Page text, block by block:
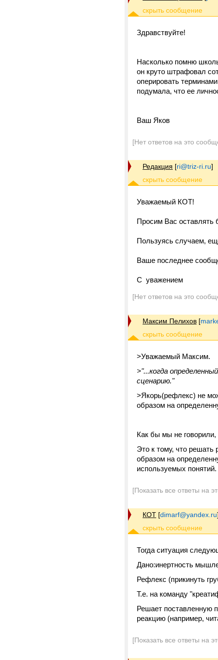
Здравствуйте!
Насколько помню
он круто штрафовал
оперировать
подумала, что ее
Ваш Яков
[Нет ответов на это
Редакция [ri@triz-ri.ru]
Уважаемый КОТ!
Просим Вас оставлять
Пользуясь случаем,
Ваше последнее
С уважением
[Нет ответов на это
Максим Пелихов [
>Уважаемый Максим.
>"...когда
сценарию."
>Якорь(рефлекс) не
образом на
Как бы мы не
Это к тому, что
образом на
используемых понятий.
[Показать все ответы на
КОТ [dimarf@yandex.ru
Тогда ситуация
Дано:инертность
Рефлекс (прикинуть
Т.е. на команду
Решает поставленную
реакцию (например,
[Показать все ответы на